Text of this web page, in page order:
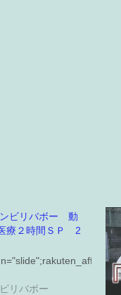
ビリバボー 動
療２時間ＳＰ 2
リバボー